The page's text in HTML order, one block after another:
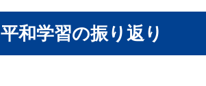
平和学習の振り返り